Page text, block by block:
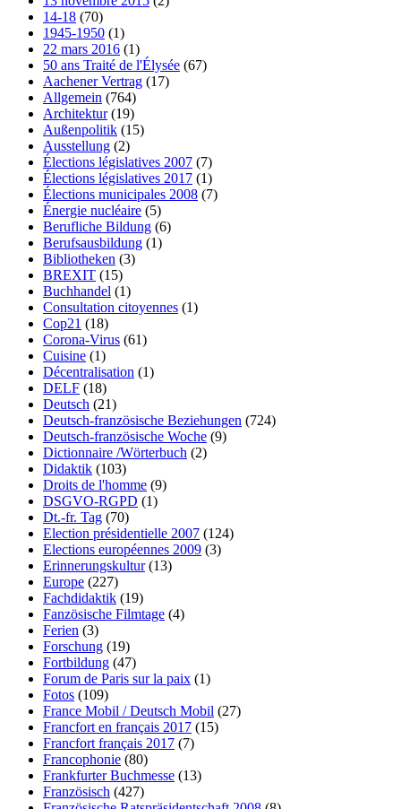
14-18 (70)
1945-1950 (1)
22 mars 2016 (1)
50 ans Traité de l'Élysée (67)
Aachener Vertrag (17)
Allgemein (764)
Architektur(19)
Außenpolitik (15)
Ausstellung (2)
Élections législatives 2007 (7)
Élections législatives 2017 (1)
Élections municipales 2008 (7)
Énergie nucléaire (5)
Berufliche Bildung (6)
Berufsausbildung (1)
Bibliotheken (3)
BREXIT (15)
Buchhandel (1)
Consultation citoyennes (1)
Cop21 (18)
Corona-Virus (61)
Cuisine (1)
Décentralisation (1)
DELF (18)
Deutsch (21)
Deutsch-französische Beziehungen (724)
Deutsch-französische Woche (9)
Dictionnaire /Wörterbuch (2)
Didaktik (103)
Droits de l'homme (9)
DSGVO-RGPD (1)
Dt.-fr. Tag (70)
Election présidentielle 2007 (124)
Elections européennes 2009 (3)
Erinnerungskultur(13)
Europe (227)
Fachdidaktik (19)
Fanzösische Filmtage (4)
Ferien (3)
Forschung (19)
Fortbildung (47)
Forum de Paris sur la paix (1)
Fotos (109)
France Mobil / Deutsch Mobil (27)
Francfort en français 2017 (15)
Francfort français 2017 (7)
Francophonie (80)
Frankfurter Buchmesse (13)
Französisch (427)